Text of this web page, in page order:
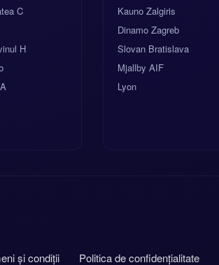
C
H
Kauno Zalgiris
Dinamo Zagreb
Slovan Bratislava
Mjallby AIF
Lyon
și condiții Politica de confidențialitate